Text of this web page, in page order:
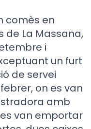
comès en
La Massana,
i
un furt
de servei
on es van
amb
es van emportar